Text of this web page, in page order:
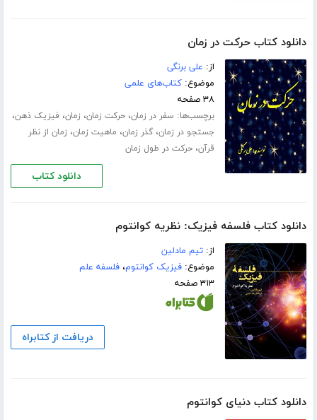
دانلود کتاب حرکت در زمان
از: علی برنگی
موضوع:کتاب‌های علمی
۳۸ صفحه
برچسب‌ها: سفر در زمان،حرکت زمان، زمان، فیزیک ذهن،
جستجو در زمان،گذر زمان، ماهیت زمان، زمان از نظر
قرآن،حرکت در طول زمان
دانلود کتاب
دانلود کتاب فلسفه فیزیک: نظریه کوانتوم
از:تیم مادلین
موضوع:فیزیک کوانتوم،فلسفه علم
۳۱۳ صفحه
دریافت از کتابراه
دانلود کتاب دنیای کوانتوم